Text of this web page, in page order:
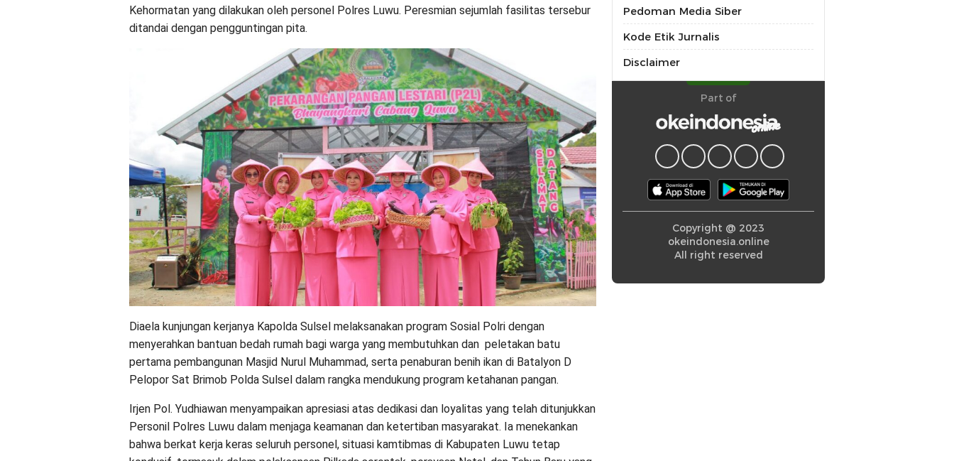
Kehormatan yang dilakukan oleh personel Polres Luwu. Peresmian sejumlah fasilitas tersebur
ditandai dengan pengguntingan pita.
Diaela kunjungan kerjanya Kapolda Sulsel melaksanakan program Sosial Polri dengan
menyerahkan bantuan bedah rumah bagi warga yang membutuhkan dan peletakan batu
pertama pembangunan Masjid Nurul Muhammad, serta penaburan benih ikan di Batalyon D
Pelopor Sat Brimob Polda Sulsel dalam rangka mendukung program ketahanan pangan.
Irjen Pol. Yudhiawan menyampaikan apresiasi atas dedikasi dan loyalitas yang telah ditunjukkan
Personil Polres Luwu dalam menjaga keamanan dan ketertiban masyarakat. Ia menekankan
bahwa berkat kerja keras seluruh personel, situasi kamtibmas di Kabupaten Luwu tetap
Pedoman Media Siber
Kode Etik Jurnalis
Disclaimer
Part of
Copyright @ 2023
okeindonesia.online
All right reserved